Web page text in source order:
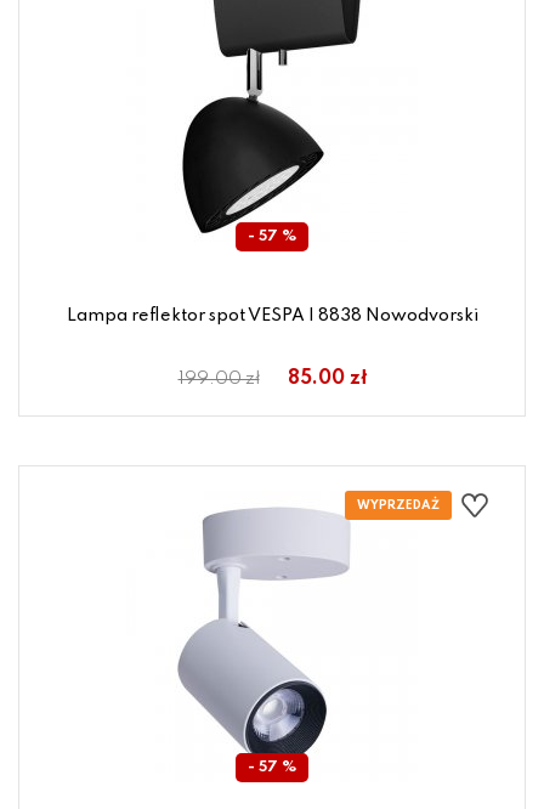
- 57 %
Lampa reflektor spot VESPA I 8838 Nowodvorski
199.00 zł 85.00 zł
- 57 %